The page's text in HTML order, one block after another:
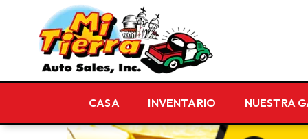
CASA INVENTARIO NUESTRA